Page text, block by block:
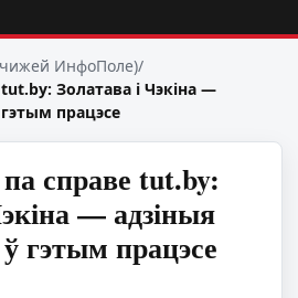
ИнфоПоле)/
Золатава і Чэкіна —
працэсе
справе tut.by:
— адзіныя
гэтым працэсе